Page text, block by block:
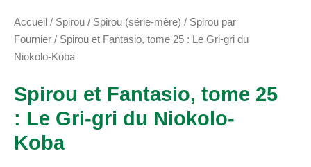
Accueil / Spirou / Spirou (série-mère) / Spirou par
Fournier / Spirou et Fantasio, tome 25 : Le Gri-gri du
Niokolo-Koba
Spirou et Fantasio, tome 25
: Le Gri-gri du Niokolo-
Koba